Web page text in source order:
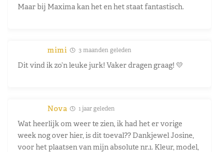
Maar bij Maxima kan het en het staat fantastisch.
mimi 3 maanden geleden
Dit vind ik zo’n leuke jurk! Vaker dragen graag! 💛
Nova 1 jaar geleden
Wat heerlijk om weer te zien, ik had het er vorige
week nog over hier, is dit toeval?? Dankjewel Josine,
voor het plaatsen van mijn absolute nr.1. Kleur, model,